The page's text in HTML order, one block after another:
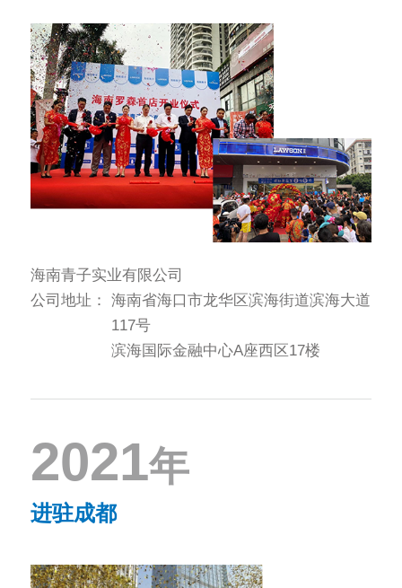
海南青子实业有限公司
公司地址：
海南省海口市龙华区滨海街道滨海大道
117号
滨海国际金融中心A座西区17楼
2021年
进驻成都